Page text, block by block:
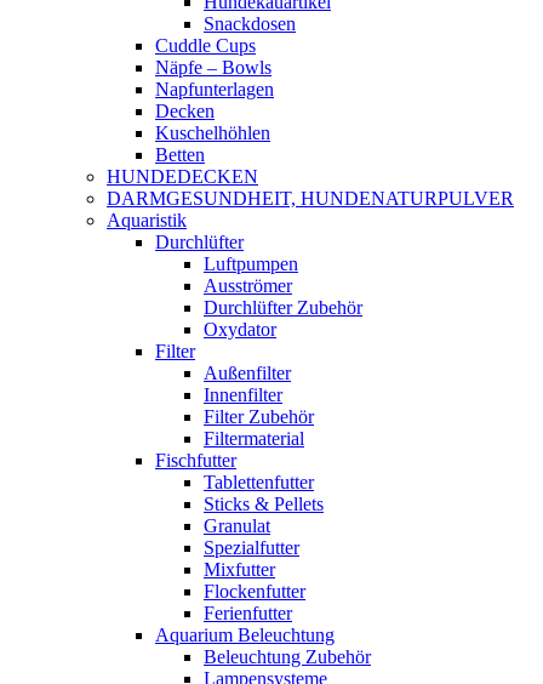
Snackdosen
Cuddle Cups
Näpfe – Bowls
Napfunterlagen
Decken
Kuschelhöhlen
Betten
HUNDEDECKEN
DARMGESUNDHEIT, HUNDENATURPULVER
Aquaristik
Durchlüfter
Luftpumpen
Ausströmer
Durchlüfter Zubehör
Oxydator
Filter
Außenfilter
Innenfilter
Filter Zubehör
Filtermaterial
Fischfutter
Tablettenfutter
Sticks & Pellets
Granulat
Spezialfutter
Mixfutter
Flockenfutter
Ferienfutter
Aquarium Beleuchtung
Beleuchtung Zubehör
Lampensysteme